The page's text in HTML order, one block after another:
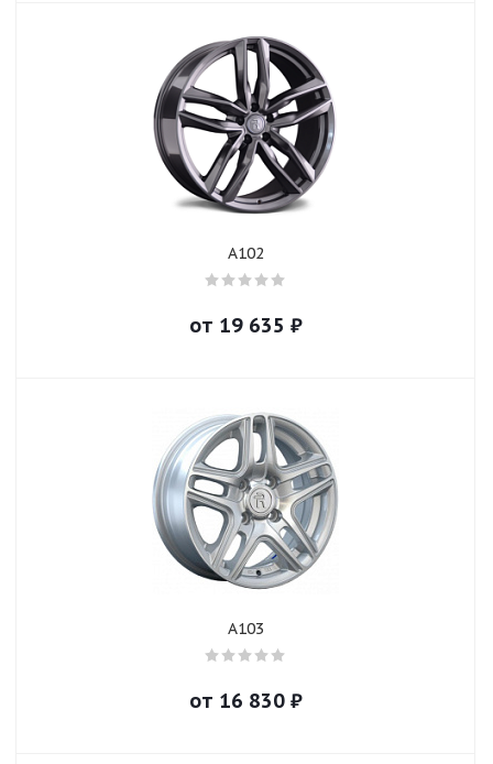
A102
от 19 635 ₽
A103
от 16 830₽